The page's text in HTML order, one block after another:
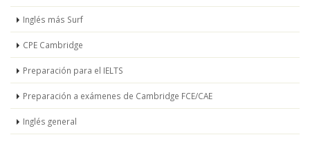
Inglés más Surf
CPE Cambridge
Preparación para el IELTS
Preparación a exámenes de Cambridge FCE/CAE
Inglés general